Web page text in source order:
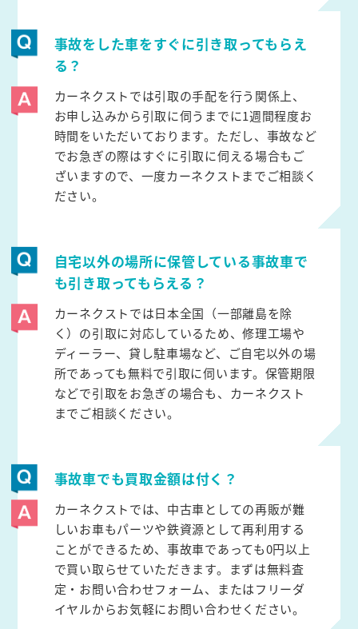
事故をした車をすぐに引き取ってもらえ
る？
カーネクストでは引取の手配を行う関係上、
お申し込みから引取に伺うまでに1週間程度お
時間をいただいております。ただし、事故など
でお急ぎの際はすぐに引取に伺える場合もご
ざいますので、一度カーネクストまでご相談く
ださい。
自宅以外の場所に保管している事故車で
も引き取ってもらえる？
カーネクストでは日本全国（一部離島を除
く）の引取に対応しているため、修理工場や
ディーラー、貸し駐車場など、ご自宅以外の場
所であっても無料で引取に伺います。保管期限
などで引取をお急ぎの場合も、カーネクスト
までご相談ください。
事故車でも買取金額は付く？
カーネクストでは、中古車としての再販が難
しいお車もパーツや鉄資源として再利用する
ことができるため、事故車であっても0円以上
で買い取らせていただきます。まずは無料査
定・お問い合わせフォーム、またはフリーダ
イヤルからお気軽にお問い合わせください。